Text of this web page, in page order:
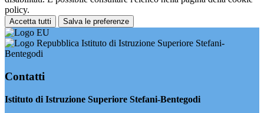
policy.
Accetta tutti Salva le preferenze
Istituto di Istruzione Superiore Stefani-
Bentegodi
Contatti
Istituto di Istruzione Superiore Stefani-Bentegodi